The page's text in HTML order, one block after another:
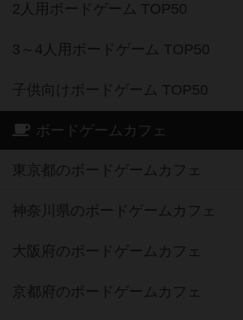
2人用ボードゲーム TOP50
3～4人用ボードゲーム TOP50
子供向けボードゲーム TOP50
ボードゲームカフェ
東京都のボードゲームカフェ
神奈川県のボードゲームカフェ
大阪府のボードゲームカフェ
京都府のボードゲームカフェ